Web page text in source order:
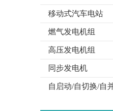
移动式汽车电站
燃气发电机组
高压发电机组
同步发电机
自启动/自切换/自